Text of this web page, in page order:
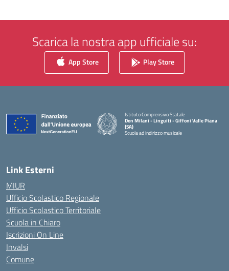
Scarica la nostra app ufficiale su:
App Store Play Store
Istituto Comprensivo Statale
Don Milani - Linguiti - Giffoni Valle Piana
(SA)
Scuola ad indirizzo musicale
Link Esterni
MIUR
Ufficio Scolastico Regionale
Ufficio Scolastico Territoriale
Scuola in Chiaro
Iscrizioni On Line
Invalsi
Comune